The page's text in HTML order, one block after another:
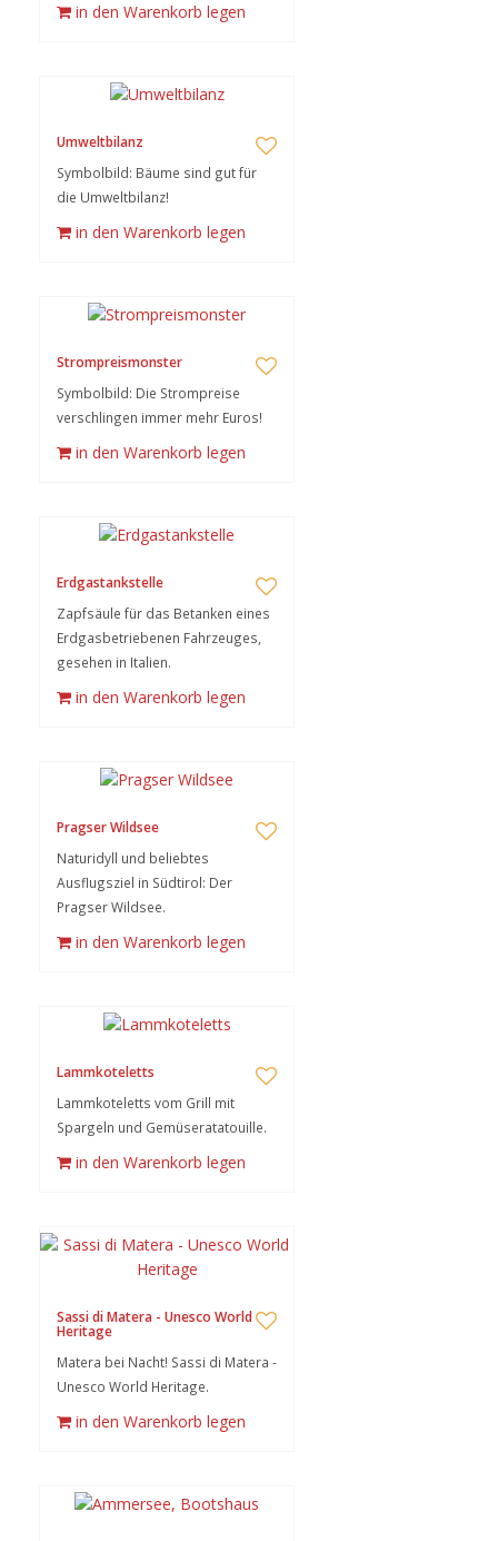
in den Warenkorb legen
Umweltbilanz
Symbolbild: Bäume sind gut für
die Umweltbilanz!
in den Warenkorb legen
Strompreismonster
Symbolbild: Die Strompreise
verschlingen immer mehr Euros!
in den Warenkorb legen
Erdgastankstelle
Zapfsäule für das Betanken eines
Erdgasbetriebenen Fahrzeuges,
gesehen in Italien.
in den Warenkorb legen
Pragser Wildsee
Naturidyll und beliebtes
Ausflugsziel in Südtirol: Der
Pragser Wildsee.
in den Warenkorb legen
Lammkoteletts
Lammkoteletts vom Grill mit
Spargeln und Gemüseratatouille.
in den Warenkorb legen
Sassi di Matera - Unesco World
Heritage
Matera bei Nacht! Sassi di Matera -
Unesco World Heritage.
in den Warenkorb legen